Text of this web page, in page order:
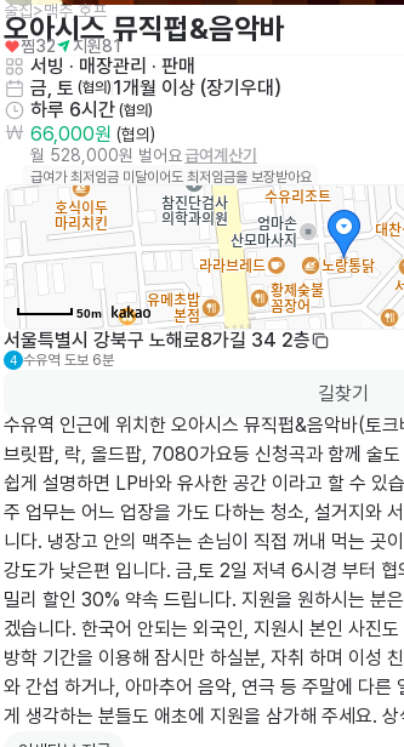
술집>맥주,호프
오아시스 뮤직펍&음악바
찜32 지원81
서빙 · 매장관리 · 판매
금, 토 (협의) 1개월 이상 (장기우대)
하루 6시간 (협의)
66,000원 (협의)
월 528,000원 벌어요급여계산기
급여가 최저임금 미달이어도 최저임금을 보장받아요
50m
서울특별시 강북구 노해로8가길 34 2층
4 수유역 도보 6분
길찾기
수유역 인근에 위치한 오아시스 뮤직펍&음악바(토
브릿팝, 락, 올드팝, 7080가요등 신청곡과 함께 술
쉽게 설명하면 LP바와 유사한 공간 이라고 할 수 있
주 업무는 어느 업장을 가도 다하는 청소, 설거지와
니다. 냉장고 안의 맥주는 손님이 직접 꺼내 먹는 곳
강도가 낮은편 입니다. 금,토 2일 저녁 6시경 부터
밀리 할인 30% 약속 드립니다. 지원을 원하시는 분
겠습니다. 한국어 안되는 외국인, 지원시 본인 사진
방학 기간을 이용해 잠시만 하실분, 자취 하며 이성
와 간섭 하거나, 아마추어 음악, 연극 등 주말에 다른
게 생각하는 분들도 애초에 지원을 삼가해 주세요.